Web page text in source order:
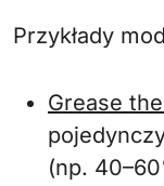
Przykłady
Grease
(np.